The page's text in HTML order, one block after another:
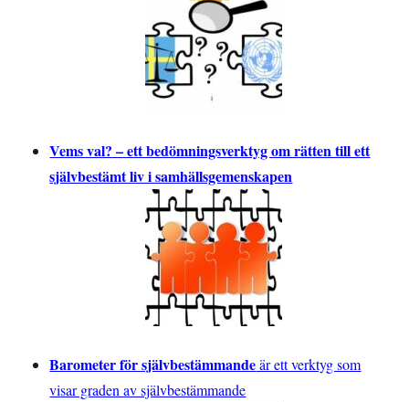
Vems val? – ett bedömningsverktyg om rätten till ett
självbestämt liv i samhällsgemenskapen
Barometer för självbestämmandeär ett verktyg som
visar graden av självbestämmande